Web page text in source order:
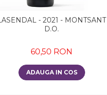
- 2021 - MONTSANT
D.O.
60,50 RON
ADAUGA IN COS